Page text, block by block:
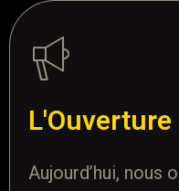
Aujourd’hui, nous